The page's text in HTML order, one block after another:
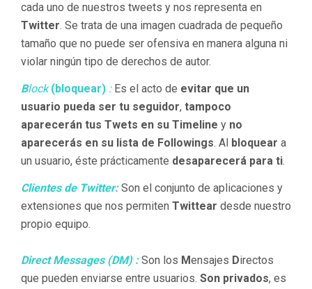
cada uno de nuestros tweets y nos representa en
Twitter. Se trata de una imagen cuadrada de pequeño
tamaño que no puede ser ofensiva en manera alguna ni
violar ningún tipo de derechos de autor.
Block(bloquear) :Es el acto de evitar que un
usuario pueda ser tu seguidor, tampoco
aparecerán tus Twets en su Timeline y no
aparecerás en su lista de Followings. Al bloquear a
un usuario, éste prácticamente desaparecerá para ti.
Clientes de Twitter: Son el conjunto de aplicaciones y
extensiones que nos permiten Twittear desde nuestro
propio equipo.
Direct Messages (DM) :Son los Mensajes Directos
que pueden enviarse entre usuarios. Son privados, es